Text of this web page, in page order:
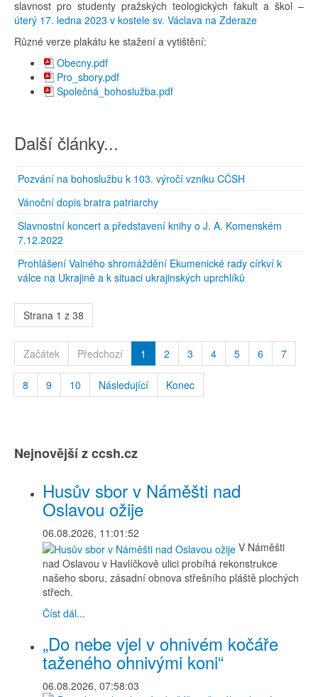
slavnost pro studenty pražských teologických fakult a škol –
úterý 17. ledna 2023 v kostele sv. Václava na Zderaze
Různé verze plakátu ke stažení a vytištění:
Obecny.pdf
Pro_sbory.pdf
Společná_bohoslužba.pdf
Další články...
Pozvání na bohoslužbu k 103. výročí vzniku CČSH
Vánoční dopis bratra patriarchy
Slavnostní koncert a představení knihy o J. A. Komenském
7.12.2022
Prohlášení Valného shromáždění Ekumenické rady církví k
válce na Ukrajině a k situaci ukrajinských uprchlíků
Strana 1 z 38
Začátek Předchozí 1 2 3 4 5 6 7
8 9 10 Následující Konec
Nejnovější z ccsh.cz
Husův sbor v Náměšti nad
Oslavou ožije
06.08.2026, 11:01:52
V Náměšti
nad Oslavou v Havlíčkově ulici probíhá rekonstrukce
našeho sboru, zásadní obnova střešního pláště plochých
střech.
Číst dál...
„Do nebe vjel v ohnivém kočáře
taženého ohnivými koni“
06.08.2026, 07:58:03